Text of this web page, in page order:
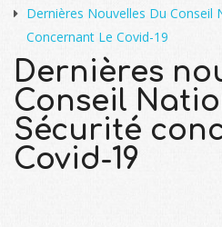
Dernières Nouvelles Du Conseil
Concernant Le Covid-19
Dernières
Conseil
Sécurité
Covid-19